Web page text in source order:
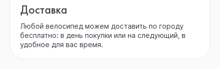
Доставка
Любой велосипед можем доставить по городу
бесплатно: в день покупки или на следующий, в
удобное для вас время.